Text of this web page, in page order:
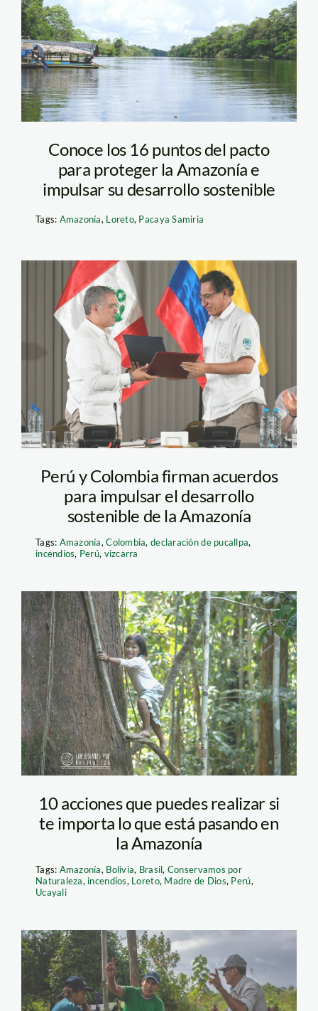
buenos-aires—
pacaya-samiria—spda
Conoce los 16 puntos del pacto
para proteger la Amazonía e
impulsar su desarrollo sostenible
Tags: Amazonía, Loreto, Pacaya Samiria
vizcarra-y-duque—
presidencia-de-
colombia
Perú y Colombia firman acuerdos
para impulsar el desarrollo
sostenible de la Amazonía
Tags: Amazonía,Colombia,declaración de pucallpa,
incendios, Perú, vizcarra
amazonia—
conservamos-por-
naturaleza
10 acciones que puedes realizar si
te importa lo que está pasando en
la Amazonía
Tags: Amazonía, Bolivia, Brasil, Conservamos por
Naturaleza, incendios, Loreto, Madre de Dios, Perú,
Ucayali
Tambopata-SPDA